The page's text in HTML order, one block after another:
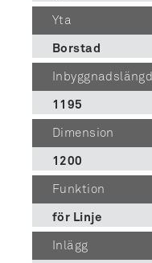
Yta
Borstad
Inbyggnadslängd
1195
Dimension
1200
Funktion
för Linje
Inlägg